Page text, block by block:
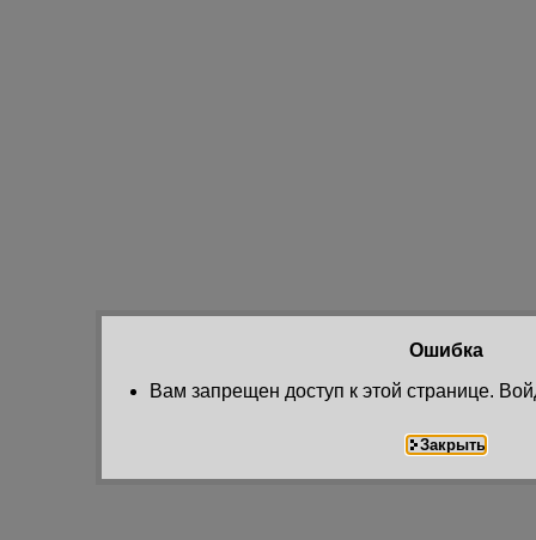
Ошибка
Вам запрещен доступ к этой странице.